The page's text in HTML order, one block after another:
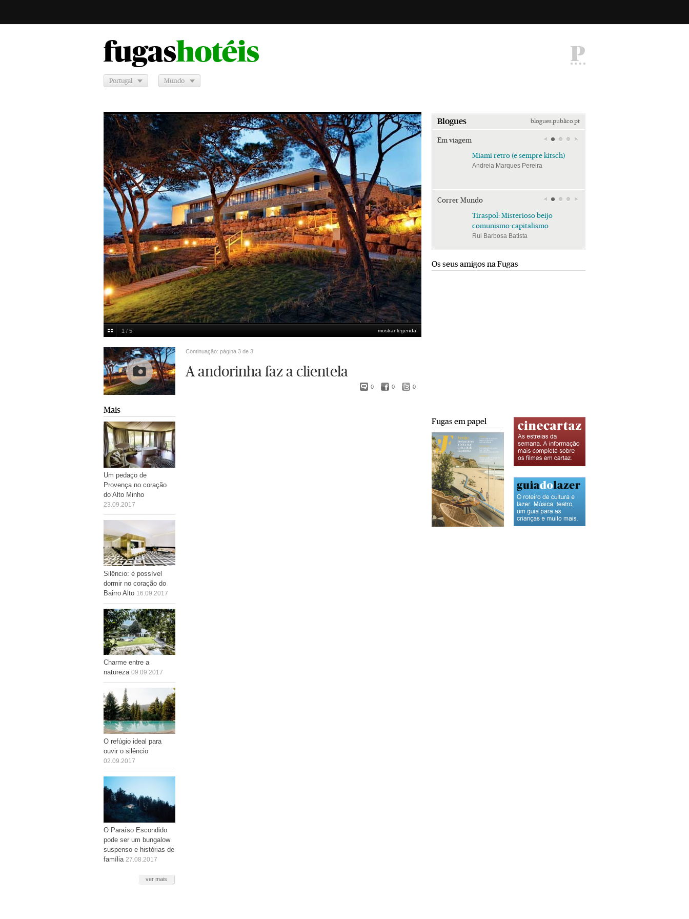
fugashotéis P
Portugal Mundo
mostrar legenda
1 / 5
Multimedia
Mais
Um pedaço de
Provença no coração
do Alto Minho
23.09.2017
Silêncio: é possível
dormir no coração do
Bairro Alto 16.09.2017
Charme entre a
natureza 09.09.2017
O refúgio ideal para
ouvir o silêncio
02.09.2017
O Paraíso Escondido
pode ser um bungalow
suspenso e histórias de
família 27.08.2017
ver mais
Continuação: página 3 de 3
A andorinha faz a clientela
0 0 0
Blogues blogues.publico.pt
Em viagem
Miami retro (e sempre kitsch)
Andreia Marques Pereira
Correr Mundo
Tiraspol: Misterioso beijo
comunismo-capitalismo
Rui Barbosa Batista
Os seus amigos na Fugas
Fugas em papel